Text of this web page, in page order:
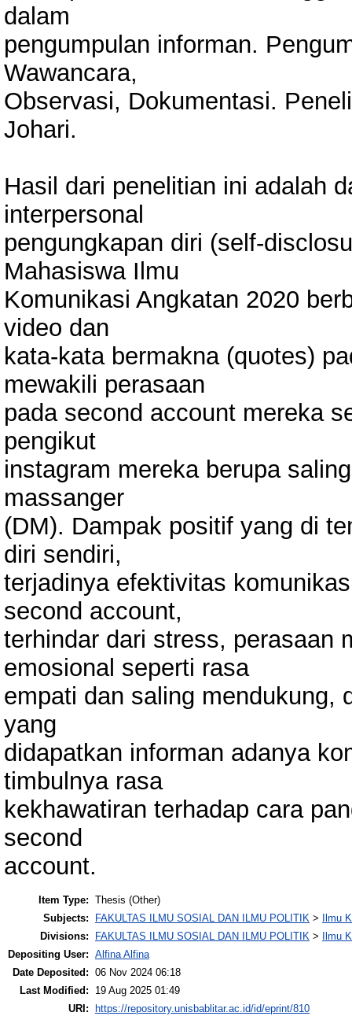
dalam
pengumpulan informan.
Wawancara,
Observasi, Dokumentasi.
Johari.
Hasil dari penelitian ini adalah
interpersonal
pengungkapan diri (self-
Mahasiswa Ilmu
Komunikasi Angkatan 2020
video dan
kata-kata bermakna (quotes)
mewakili perasaan
pada second account mereka
pengikut
instagram mereka berupa
massanger
(DM). Dampak positif yang di
diri sendiri,
terjadinya efektivitas
second account,
terhindar dari stress, perasaan
emosional seperti rasa
empati dan saling mendukung,
yang
didapatkan informan adanya
timbulnya rasa
kekhawatiran terhadap cara
second
account.
Item Type: Thesis (Other)
Subjects:
FAKULTAS ILMU SOSIAL DAN ILMU POLITIK >
Ilmu
Divisions:
FAKULTAS ILMU SOSIAL DAN ILMU POLITIK >
Ilmu
Depositing User: Alfina Alfina
Date Deposited: 06 Nov 2024 06:18
Last Modified:
19 Aug 2025 01:49
URI:
https://repository.unisbablitar.ac.id/id/eprint/810